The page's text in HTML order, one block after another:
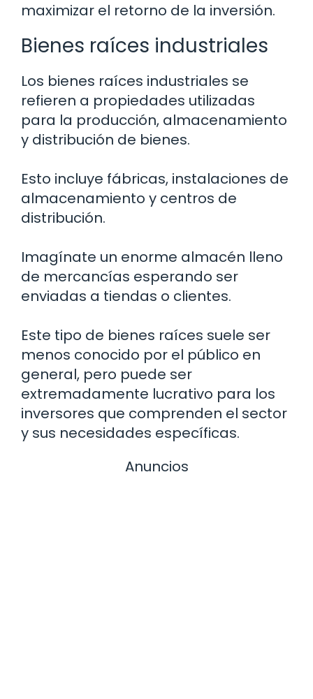
maximizar el retorno de la inversión.
Bienes raíces industriales
Los bienes raíces industriales se
refieren a propiedades utilizadas
para la producción, almacenamiento
y distribución de bienes.
Esto incluye fábricas, instalaciones de
almacenamiento y centros de
distribución.
Imagínate un enorme almacén lleno
de mercancías esperando ser
enviadas a tiendas o clientes.
Este tipo de bienes raíces suele ser
menos conocido por el público en
general, pero puede ser
extremadamente lucrativo para los
inversores que comprenden el sector
y sus necesidades específicas.
Anuncios